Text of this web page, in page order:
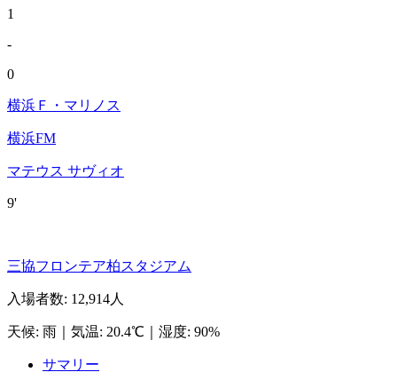
1
-
0
横浜Ｆ・マリノス
横浜FM
マテウス サヴィオ
9'
三協フロンテア柏スタジアム
入場者数: 12,914人
天候: 雨 気温: 20.4℃ 湿度: 90%
サマリー